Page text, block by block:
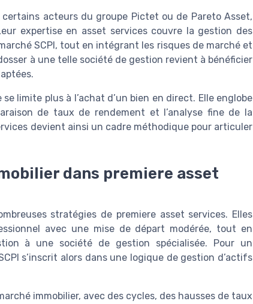
acteurs du groupe Pictet ou de Pareto Asset,
expertise en asset services couvre la gestion des
SCPI, tout en intégrant les risques de marché et
à une telle société de gestion revient à bénéficier
limite plus à l’achat d’un bien en direct. Elle englobe
de taux de rendement et l’analyse fine de la
devient ainsi un cadre méthodique pour articuler
dans premiere asset
stratégies de premiere asset services. Elles
avec une mise de départ modérée, tout en
à une société de gestion spécialisée. Pour un
s’inscrit alors dans une logique de gestion d’actifs
immobilier, avec des cycles, des hausses de taux